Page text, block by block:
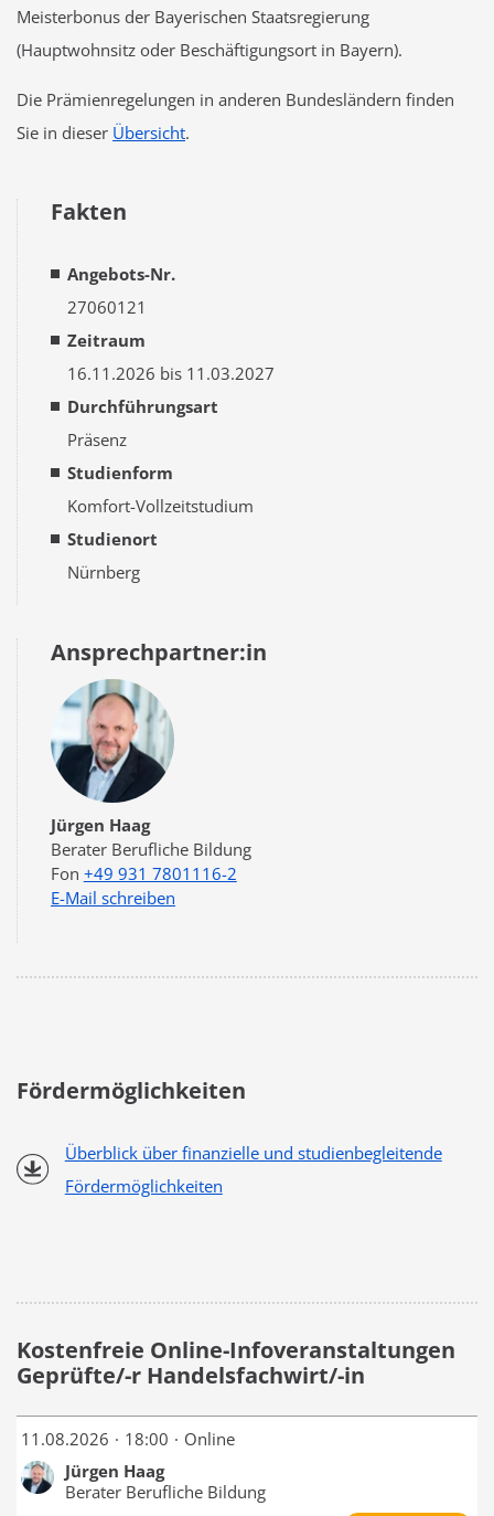
Meisterbonus der Bayerischen Staatsregierung
(Hauptwohnsitz oder Beschäftigungsort in Bayern).
Die Prämienregelungen in anderen Bundesländern finden
Sie in dieser Übersicht.
Fakten
Angebots-Nr.
27060121
Zeitraum
16.11.2026 bis 11.03.2027
Durchführungsart
Präsenz
Studienform
Komfort-Vollzeitstudium
Studienort
Nürnberg
Ansprechpartner:in
Jürgen Haag
Berater Berufliche Bildung
+49 931 7801116-2
E-Mail schreiben
Fördermöglichkeiten
Überblick über finanzielle und studienbegleitende
Fördermöglichkeiten
Kostenfreie Online-Infoveranstaltungen
Geprüfte/-r Handelsfachwirt/-in
11.08.2026 18:00
Online
Jürgen Haag
Berater Berufliche Bildung